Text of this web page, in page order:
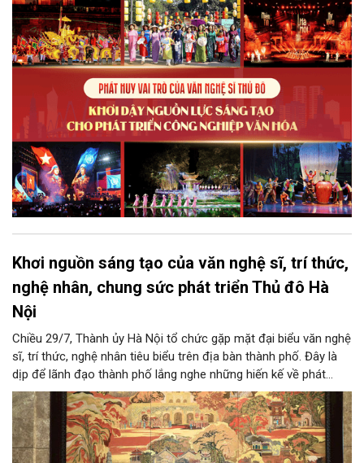
phẩm công nghiệp văn hóa có giá trị. Khơi dậy, phát huy và tạo
điều kiện để nguồn lực sáng tạo ấy phát triển sẽ là “chìa khóa”
để Hà Nội khai thác hiệu quả tiềm năng văn hóa, nâng cao năng
lực cạnh tranh và khẳng định vị thế của một trung tâm sáng tạo
trong kỷ nguyên mới.
Khơi nguồn sáng tạo của văn nghệ sĩ, trí thức,
nghệ nhân, chung sức phát triển Thủ đô Hà
Nội
Chiều 29/7, Thành ủy Hà Nội tổ chức gặp mặt đại biểu văn nghệ
sĩ, trí thức, nghệ nhân tiêu biểu trên địa bàn thành phố. Đây là
dịp để lãnh đạo thành phố lắng nghe những hiến kế về phát
triển khoa học công nghệ, đổi mới sáng tạo, công nghiệp văn
hóa và phát huy nguồn lực con người, góp phần tạo động lực
mới cho sự phát triển nhanh, bền vững của Thủ đô.